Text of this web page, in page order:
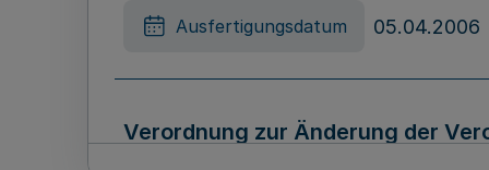
Ausfertigungsdatum 05.04.2006
Verordnung zur Änderung der